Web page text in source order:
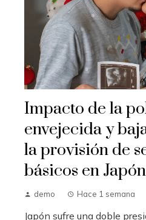
Impacto de la
envejecida y
la provisión de
básicos en Japón
demo Hace 1 semana
Japón sufre una doble